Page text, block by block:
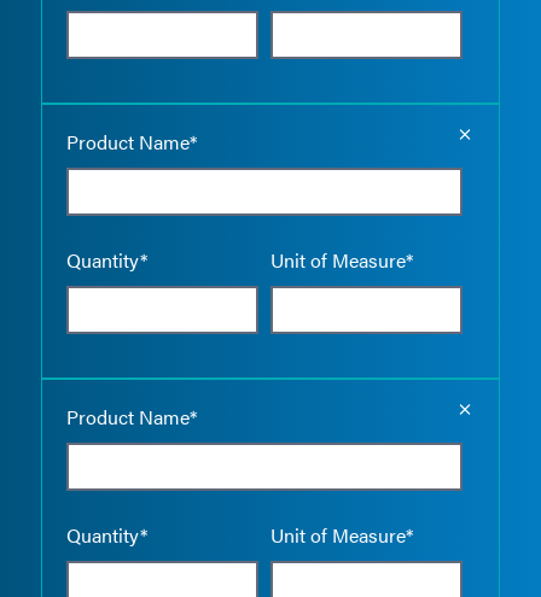
Product Name*
Quantity* Unit of Measure*
Product Name*
Quantity* Unit of Measure*